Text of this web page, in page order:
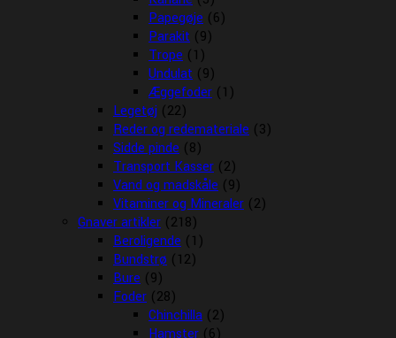
Papegøje (6)
Parakit (9)
Trope (1)
Undulat (9)
Æggefoder (1)
Legetøj (22)
Reder og redemateriale (3)
Sidde pinde (8)
Transport Kasser (2)
Vand og madskåle (9)
Vitaminer og Mineraler (2)
Gnaver artikler (218)
Beroligende (1)
Bundstrø (12)
Bure (9)
Foder (28)
Chinchilla (2)
Hamster (6)